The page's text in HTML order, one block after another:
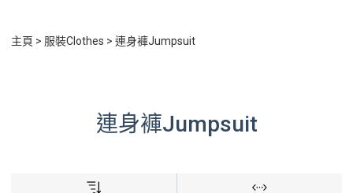
主頁 服裝Clothes 連身褲Jumpsuit
連身褲Jumpsuit